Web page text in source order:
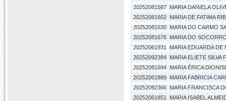
20252081587 MARIA DANIELA
20252081602 MARIA DE FATIMA
20252081630 MARIA DO CARMO
20252081676 MARIA DO
20252061931
MARIA EDUARDA DE
20252092384 MARIA ELIETE SILVA
20252081694 MARIA ÉRICA
20252061889 MARIA FABRICIA
20252092366 MARIA FRANCISCA
20252061851
MARIA ISABEL